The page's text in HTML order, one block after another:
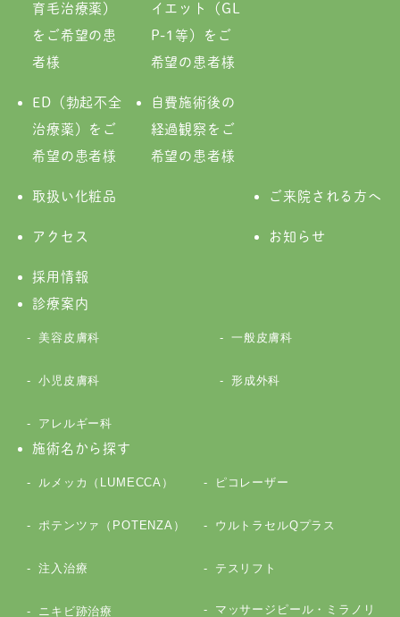
育毛治療薬）
をご希望の患
者様
イエット（GL
P-1等）をご
希望の患者様
ED（勃起不全
治療薬）をご
希望の患者様
自費施術後の
経過観察をご
希望の患者様
取扱い化粧品 ご来院される方へ
アクセス お知らせ
採用情報
診療案内
美容皮膚科 一般皮膚科
小児皮膚科 形成外科
アレルギー科
施術名から探す
ルメッカ（LUMECCA） ピコレーザー
ポテンツァ（POTENZA） ウルトラセルQプラス
注入治療 テスリフト
ニキビ跡治療
マッサージピール・ミラノリ